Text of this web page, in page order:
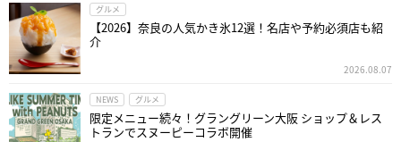
グルメ
【2026】奈良の人気かき氷12選！名店や予約必須店も紹
介
2026.08.07
NEWS グルメ
限定メニュー続々！グラングリーン大阪 ショップ＆レス
トランでスヌーピーコラボ開催